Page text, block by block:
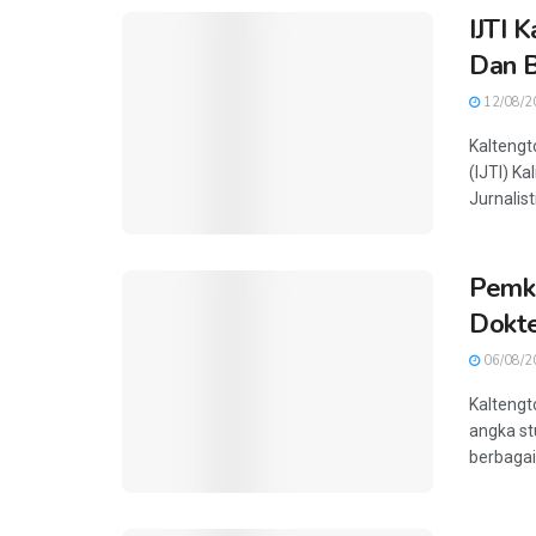
IJTI
Dan
12/08/
(IJTI)
06/08/
angka